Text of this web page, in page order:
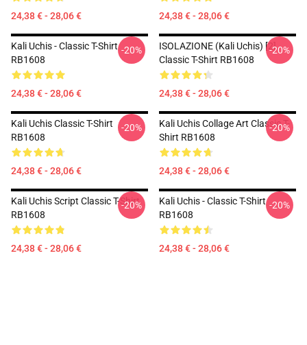
24,38 € - 28,06 € 24,38 € - 28,06 €
Kali Uchis - Classic T-Shirt
RB1608
24,38 € - 28,06 €
-20%
ISOLAZIONE (Kali Uchis) [2]
Classic T-Shirt RB1608
24,38 € - 28,06 €
-20%
Kali Uchis Classic T-Shirt
RB1608
24,38 € - 28,06 €
-20%
Kali Uchis Collage Art Classic T-
Shirt RB1608
24,38 € - 28,06 €
-20%
Kali Uchis Script Classic T-Shirt
RB1608
24,38 € - 28,06 €
-20%
Kali Uchis - Classic T-Shirt
RB1608
24,38 € - 28,06 €
-20%